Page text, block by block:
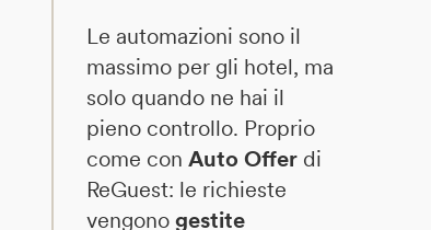
Le automazioni sono il
massimo per gli hotel, ma
solo quando ne hai il
pieno controllo. Proprio
come con Auto Offerdi
ReGuest: le richieste
vengono gestite